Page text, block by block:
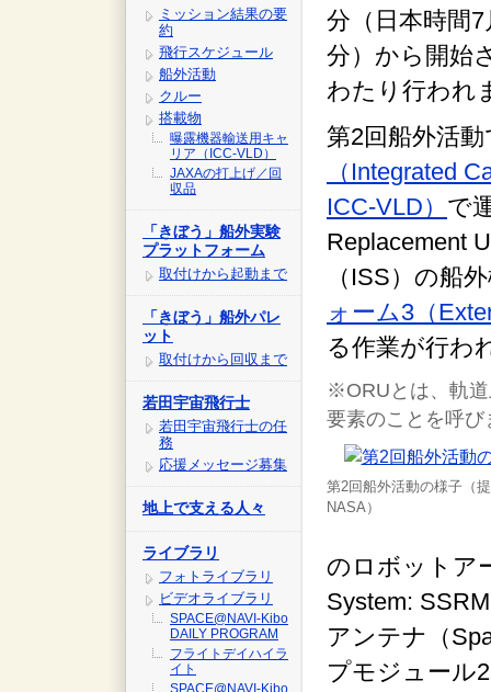
ミッション結果の要
約
飛行スケジュール
船外活動
クルー
搭載物
曝露機器輸送用キャ
リア（ICC-VLD）
JAXAの打上げ／回
収品
「きぼう」船外実験
プラットフォーム
取付けから起動まで
「きぼう」船外パレ
ット
取付けから回収まで
若田宇宙飛行士
若田宇宙飛行士の任
務
応援メッセージ募集
地上で支える人々
ライブラリ
フォトライブラリ
ビデオライブラリ
SPACE@NAVI-Kibo
DAILY PROGRAM
フライトデイハイラ
イト
SPACE@NAVI-Kibo
分（日本時間
分）から開始
わたり行われ
第2回船外活
（Integrated
ICC-VLD） で
Replacement
（ISS）の船
ォーム3（
る作業が行わ
※ORUとは、軌
要素のことを呼び
第2回船外活動の様子（
NASA）
のロボットア
System:
アンテナ（
プモジュール